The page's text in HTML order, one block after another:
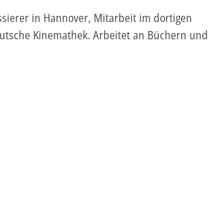
in Hannover, Mitarbeit im dortigen
Kinemathek. Arbeitet an Büchern und